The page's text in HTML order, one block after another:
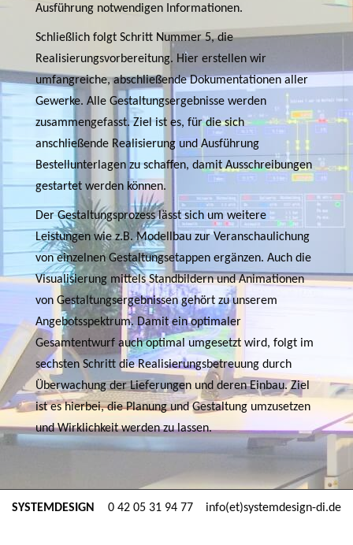
Ausführung notwendigen Informationen.
Schließlich folgt Schritt Nummer 5, die
Realisierungsvorbereitung. Hier erstellen wir
umfangreiche, abschließende Dokumentationen aller
Gewerke. Alle Gestaltungsergebnisse werden
zusammengefasst. Ziel ist es, für die sich
anschließende Realisierung und Ausführung
Bestellunterlagen zu schaffen, damit Ausschreibungen
gestartet werden können.
Der Gestaltungsprozess lässt sich um weitere
Leistungen wie z.B. Modellbau zur Veranschaulichung
von einzelnen Gestaltungsetappen ergänzen. Auch die
Visualisierung mittels Standbildern und Animationen
von Gestaltungsergebnissen gehört zu unserem
Angebotsspektrum. Damit ein optimaler
Gesamtentwurf auch optimal umgesetzt wird, folgt im
sechsten Schritt die Realisierungsbetreuung durch
Überwachung der Lieferungen und deren Einbau. Ziel
ist es hierbei, die Planung und Gestaltung umzusetzen
und Wirklichkeit werden zu lassen.
SYSTEMDESIGN 0 42 05 31 94 77 info(et)systemdesign-di.de